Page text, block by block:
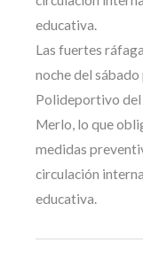
educativa.
Las fuertes
noche del
Polideportivo del
Merlo, lo que
medidas
circulación
educativa.